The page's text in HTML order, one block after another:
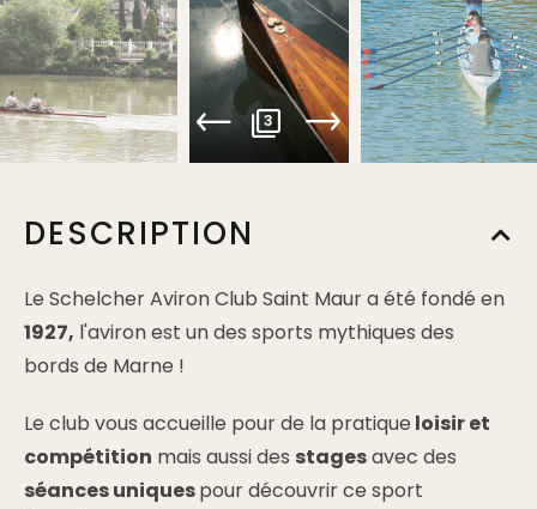
3
DESCRIPTION
Le Schelcher Aviron Club Saint Maur a été fondé en
1927, l'aviron est un des sports mythiques des
bords de Marne !
Le club vous accueille pour de la pratique loisir et
compétition mais aussi des stagesavec des
séances uniquespour découvrir ce sport